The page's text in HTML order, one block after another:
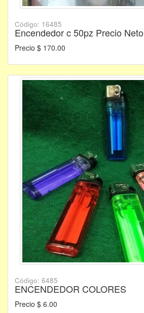
Código: 16485
Encendedor c 50pz Precio Neto
Precio $ 170.00
Código: 6485
ENCENDEDOR COLORES
Precio $ 6.00